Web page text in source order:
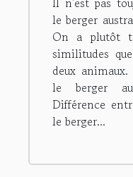
le berger
On a plutôt
similitudes
deux
le berger
Différence
le berger...